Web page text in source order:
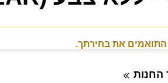
את בחירתך.
החנות